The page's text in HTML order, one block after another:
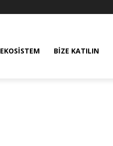
EKOSISTEM BIZE KATILIN